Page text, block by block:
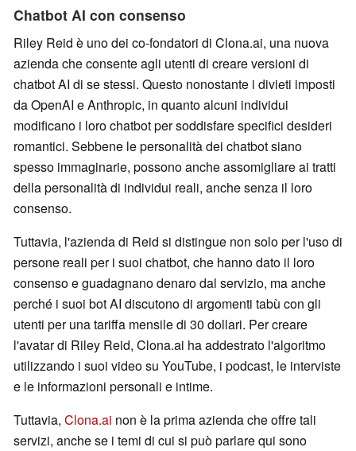
Chatbot AI con consenso
Riley Reid è uno dei co-fondatori di Clona.ai, una nuova
azienda che consente agli utenti di creare versioni di
chatbot AI di se stessi. Questo nonostante i divieti imposti
da OpenAI e Anthropic, in quanto alcuni individui
modificano i loro chatbot per soddisfare specifici desideri
romantici. Sebbene le personalità dei chatbot siano
spesso immaginarie, possono anche assomigliare ai tratti
della personalità di individui reali, anche senza il loro
consenso.
Tuttavia, l'azienda di Reid si distingue non solo per l'uso di
persone reali per i suoi chatbot, che hanno dato il loro
consenso e guadagnano denaro dal servizio, ma anche
perché i suoi bot AI discutono di argomenti tabù con gli
utenti per una tariffa mensile di 30 dollari. Per creare
l'avatar di Riley Reid, Clona.ai ha addestrato l'algoritmo
utilizzando i suoi video su YouTube, i podcast, le interviste
e le informazioni personali e intime.
Tuttavia, Clona.ai non è la prima azienda che offre tali
servizi, anche se i temi di cui si può parlare qui sono